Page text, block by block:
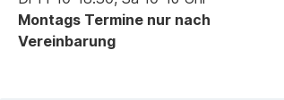
Montags Termine nur nach
Vereinbarung